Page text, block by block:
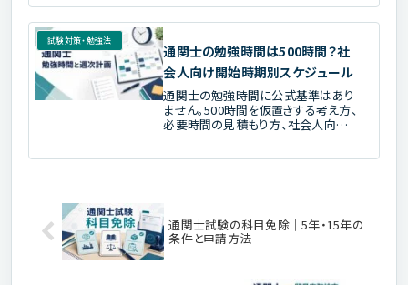
試験対策・勉強法
通関士の勉強時間は500時間？社
会人向け開始時期別スケジュール
通関士の勉強時間に公式基準はあり
ません。500時間を仮置きする考え方、
必要時間の見積もり方、社会人向け
通関士試験の科目免除｜5年・15年の
条件と申請方法